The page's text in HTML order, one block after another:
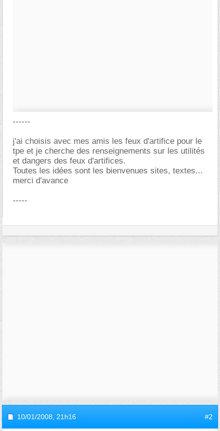
------
j'ai choisis avec mes amis les feux d'artifice pour le
tpe et je cherche des renseignements sur les utilités
et dangers des feux d'artifices.
Toutes les idées sont les bienvenues sites, textes...
merci d'avance
-----
10/01/2008, 21h16 #2